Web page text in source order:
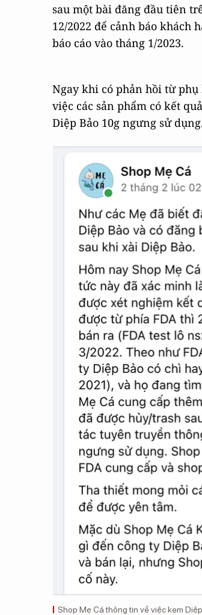
sau một bài đăng đầu tiên
12/2022 để cảnh báo khách
báo cáo vào tháng 1/2023.
Ngay khi có phản hồi từ phụ
việc các sản phẩm có kết
Diệp Bảo 10g ngưng sử
Shop Mẹ Cá thông tin về việc kem